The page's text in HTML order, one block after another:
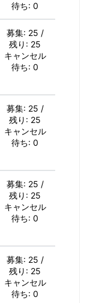
待ち: 0
募集: 25 /
残り: 25
キャンセル
待ち: 0
募集: 25 /
残り: 25
キャンセル
待ち: 0
募集: 25 /
残り: 25
キャンセル
待ち: 0
募集: 25 /
残り: 25
キャンセル
待ち: 0